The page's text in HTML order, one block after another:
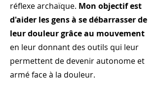
réflexe archaïque. Mon objectif est
d'aider les gens à se débarrasser de
leur douleur grâce au mouvement
en leur donnant des outils qui leur
permettent de devenir autonome et
armé face à la douleur.